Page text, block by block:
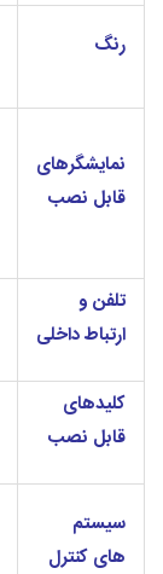
رنگ
نمایشگرهای
قابل نصب
تلفن و
ارتباط داخلی
کلیدهای
قابل نصب
سیستم
های کنترل